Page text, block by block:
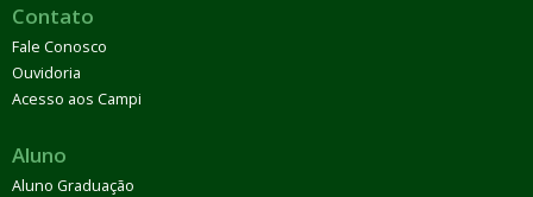
Contato
Fale Conosco
Ouvidoria
Acesso aos Campi
Aluno
Aluno Graduação